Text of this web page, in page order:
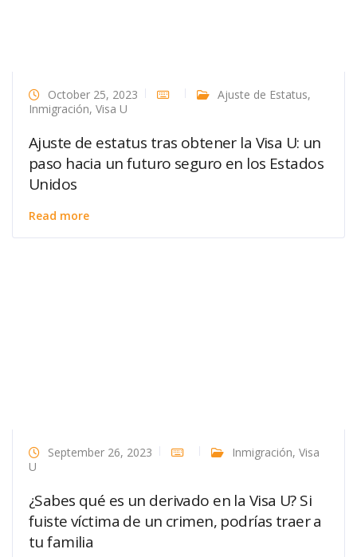
October 25, 2023 Ajuste de Estatus,
Inmigración, Visa U
Ajuste de estatus tras obtener la Visa U: un
paso hacia un futuro seguro en los Estados
Unidos
Read more
September 26, 2023 Inmigración, Visa
U
¿Sabes qué es un derivado en la Visa U? Si
fuiste víctima de un crimen, podrías traer a
tu familia